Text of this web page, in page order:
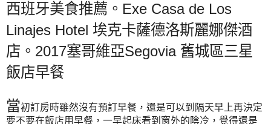
西班牙美食推薦。Exe Casa de Los
Linajes Hotel 埃克卡薩德洛斯麗娜傑酒
店。2017塞哥維亞Segovia 舊城區三星
飯店早餐
當初訂房時雖然沒有預訂早餐，還是可以到隔天早上再決定
要不要在飯店用早餐，一早起床看到窗外的陰冷，覺得還是